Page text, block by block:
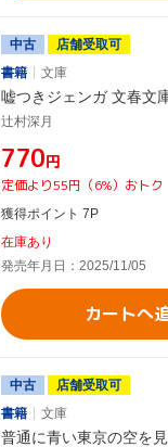
中古
店舗受取可
書籍
文庫
嘘つきジェンガ 文春文
辻村深月
¥770円
定価より55円（6%）おトク
獲得ポイント 7P
在庫あり
発売年月日：2025/11/05
カートへ
中古
店舗受取可
書籍
文庫
普通に青い東京の空を